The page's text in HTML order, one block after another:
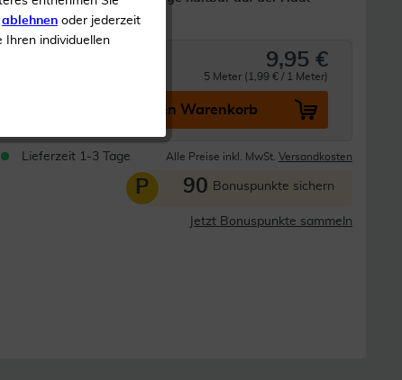
9,95 €
5 Meter (1,99 € / 1 Meter)
In den Warenkorb
Lieferzeit 1-3 Tage Alle Preise inkl. MwSt. Versandkosten
P 90 Bonuspunkte sichern
Jetzt Bonuspunkte sammeln
ablehnen oder jederzeit
Ihren individuellen